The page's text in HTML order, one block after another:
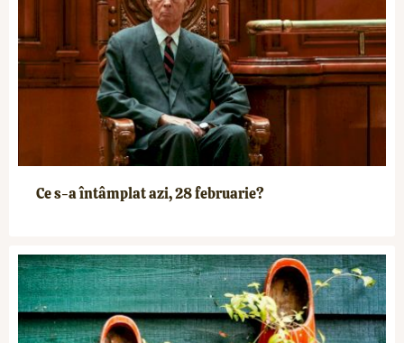
Ce s-a întâmplat azi, 28 februarie?